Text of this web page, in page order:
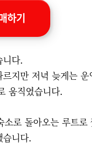
하기
다.
지만 저녁 늦게는
움직였습니다.
로 돌아오는 루트로
니다.